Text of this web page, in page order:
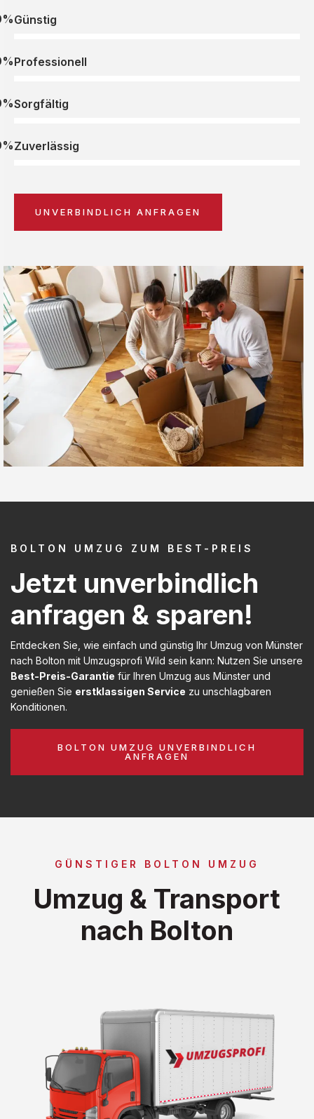
Günstig
Professionell
Sorgfältig
Zuverlässig
UNVERBINDLICH ANFRAGEN
BOLTON UMZUG ZUM BEST-PREIS
Jetzt unverbindlich
anfragen & sparen!
Entdecken Sie, wie einfach und günstig Ihr Umzug von Münster
nach Bolton mit Umzugsprofi Wild sein kann: Nutzen Sie unsere
Best-Preis-Garantie für Ihren Umzug aus Münster und
genießen Sie erstklassigen Service zu unschlagbaren
Konditionen.
BOLTON UMZUG UNVERBINDLICH
ANFRAGEN
GÜNSTIGER BOLTON UMZUG
Umzug & Transport
nach Bolton